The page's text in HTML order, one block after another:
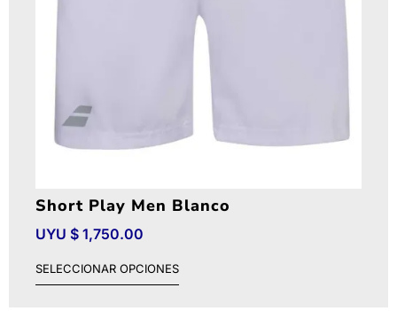
Short Play Men Blanco
UYU $ 1,750.00
SELECCIONAR OPCIONES